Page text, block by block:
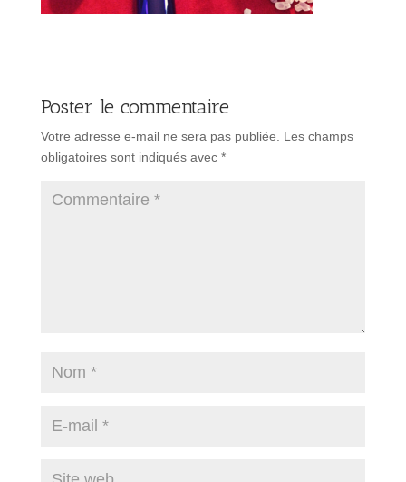
Poster le commentaire
Votre adresse e-mail ne sera pas publiée. Les champs
obligatoires sont indiqués avec *